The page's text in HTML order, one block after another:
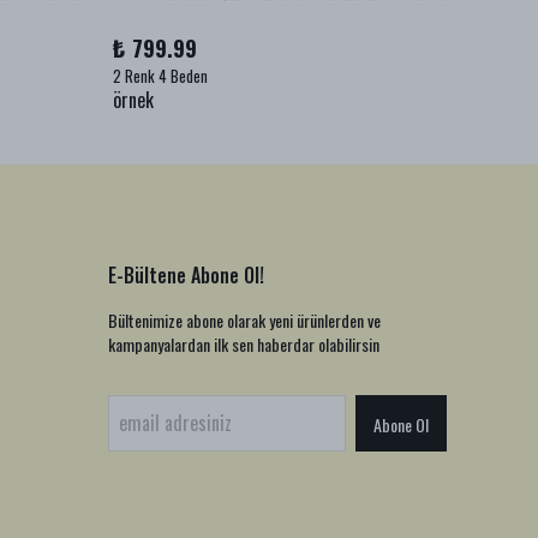
₺ 799.99
2 Renk 4 Beden
örnek
E-Bültene Abone Ol!
Bültenimize abone olarak yeni ürünlerden ve
kampanyalardan ilk sen haberdar olabilirsin
Abone Ol